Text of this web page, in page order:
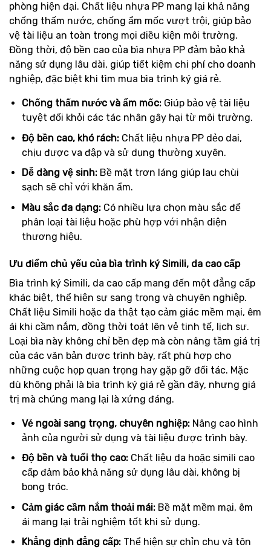
phòng hiện đại. Chất liệu nhựa PP mang lại khả năng
chống thấm nước, chống ẩm mốc vượt trội, giúp bảo
vệ tài liệu an toàn trong mọi điều kiện môi trường.
Đồng thời, độ bền cao của bìa nhựa PP đảm bảo khả
năng sử dụng lâu dài, giúp tiết kiệm chi phí cho doanh
nghiệp, đặc biệt khi tìm mua bìa trình ký giá rẻ.
Chống thấm nước và ẩm mốc: Giúp bảo vệ tài liệu
tuyệt đối khỏi các tác nhân gây hại từ môi trường.
Độ bền cao, khó rách: Chất liệu nhựa PP dẻo dai,
chịu được va đập và sử dụng thường xuyên.
Dễ dàng vệ sinh: Bề mặt trơn láng giúp lau chùi
sạch sẽ chỉ với khăn ẩm.
Màu sắc đa dạng: Có nhiều lựa chọn màu sắc để
phân loại tài liệu hoặc phù hợp với nhận diện
thương hiệu.
Ưu điểm chủ yếu của bìa trình ký Simili, da cao cấp
Bìa trình ký Simili, da cao cấp mang đến một đẳng cấp
khác biệt, thể hiện sự sang trọng và chuyên nghiệp.
Chất liệu Simili hoặc da thật tạo cảm giác mềm mại, êm
ái khi cầm nắm, đồng thời toát lên vẻ tinh tế, lịch sự.
Loại bìa này không chỉ bền đẹp mà còn nâng tầm giá trị
của các văn bản được trình bày, rất phù hợp cho
những cuộc họp quan trọng hay gặp gỡ đối tác. Mặc
dù không phải là bìa trình ký giá rẻ gần đây, nhưng giá
trị mà chúng mang lại là xứng đáng.
Vẻ ngoài sang trọng, chuyên nghiệp: Nâng cao hình
ảnh của người sử dụng và tài liệu được trình bày.
Độ bền và tuổi thọ cao: Chất liệu da hoặc simili cao
cấp đảm bảo khả năng sử dụng lâu dài, không bị
bong tróc.
Cảm giác cầm nắm thoải mái: Bề mặt mềm mại, êm
ái mang lại trải nghiệm tốt khi sử dụng.
Khẳng định đẳng cấp: Thể hiện sự chỉn chu và tôn